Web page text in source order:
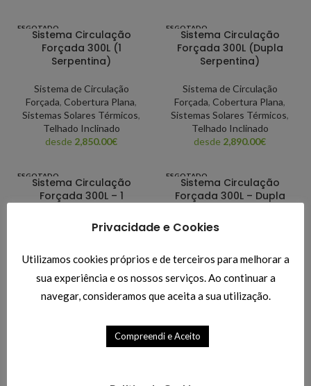
ESGOTADO
Sistema Circulação
Forçada 300L (1
Serpentina)
Sistema de Circulação
Forçada, Cobertura Plana,
Sistemas Solares Térmicos,
Telhado Inclinado
desde 2,850.00€
ESGOTADO
Sistema Circulação
Forçada 300L (Dupla
Serpentina)
Sistema de Circulação
Forçada, Cobertura Plana,
Sistemas Solares Térmicos,
Telhado Inclinado
desde 2,890.00€
ESGOTADO
Sistema Circulação
Forçada 300L – 1
Sistemas Solares Térmicos,
Telhado Inclinado
ESGOTADO
Sistema Circulação
Forçada 300L – Dupla
Sistemas Solares Térmicos,
Telhado Inclinado
Privacidade e Cookies
Utilizamos cookies próprios e de terceiros para melhorar a
sua experiência e os nossos serviços. Ao continuar a
navegar, consideramos que aceita a sua utilização.
Compreendi e Aceito